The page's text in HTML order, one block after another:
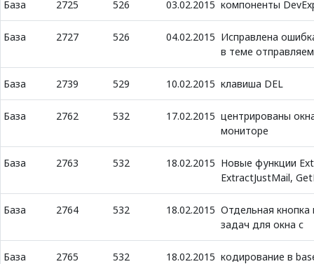
База 2725 526 03.02.2015 компоненты
База 2727 526 04.02.2015 Исправлена
в теме
База 2739 529 10.02.2015 клавиша DEL
База 2762 532 17.02.2015 центрированы
мониторе
База 2763 532 18.02.2015 Новые функции
ExtractJustMail,
База 2764 532 18.02.2015 Отдельная кнопка
задач для окна с
База 2765 532 18.02.2015 кодирование в